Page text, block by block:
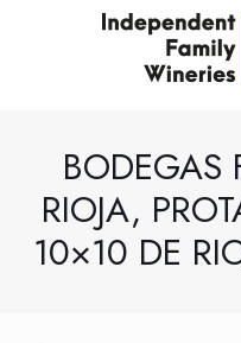
BODEGAS
RIOJA,
10×10 DE